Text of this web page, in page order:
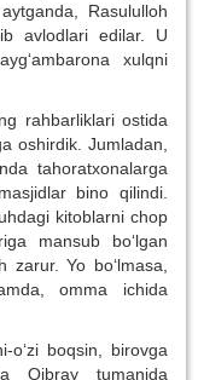
Rasululloh
avlodlari edilar. U
xulqni
rahbarliklari ostida
oshirdik. Jumladan,
tahoratxonalarga
bino qilindi.
kitoblarni chop
mansub bo‘lgan
zarur. Yo bo‘lmasa,
omma ichida
o‘zi boqsin, birovga
Qibray tumanida